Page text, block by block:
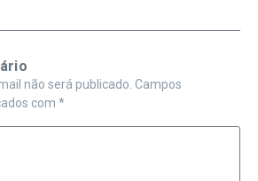
não será publicado. Campos
com *